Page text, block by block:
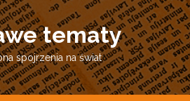
tematy
spojrzenia na świat